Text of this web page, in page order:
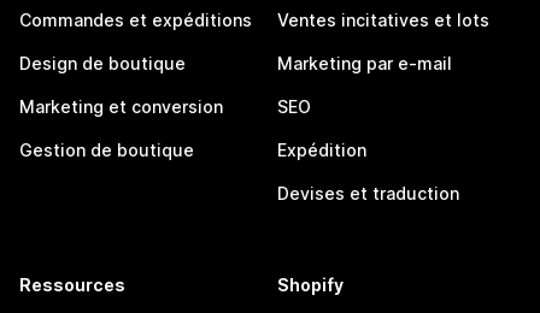
Commandes et expéditions
Design de boutique
Marketing et conversion
Gestion de boutique
Ventes incitatives et lots
Marketing par e-mail
SEO
Expédition
Devises et traduction
Ressources Shopify